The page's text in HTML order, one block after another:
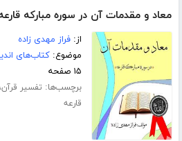
معاد و مقدمات آن در سوره مبارکه
از:فراز مهدی زاده
موضوع:کتاب‌های
۱۵ صفحه
برچسب‌ها: تفسیر قرآن،
قارعه